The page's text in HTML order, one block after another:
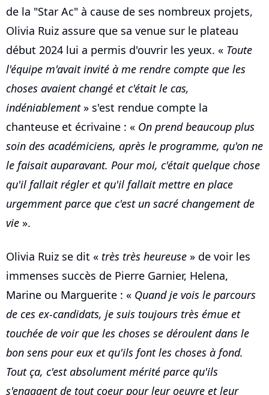
de la "Star Ac" à cause de ses nombreux projets,
Olivia Ruiz assure que sa venue sur le plateau
début 2024 lui a permis d'ouvrir les yeux. « Toute
l'équipe m'avait invité à me rendre compte que les
choses avaient changé et c'était le cas,
indéniablement» s'est rendue compte la
chanteuse et écrivaine : « On prend beaucoup plus
soin des académiciens, après le programme, qu'on ne
le faisait auparavant. Pour moi, c'était quelque chose
qu'il fallait régler et qu'il fallait mettre en place
urgemment parce que c'est un sacré changement de
vie ».
Olivia Ruiz se dit « très très heureuse » de voir les
immenses succès de Pierre Garnier, Helena,
Marine ou Marguerite : « Quand je vois le parcours
de ces ex-candidats, je suis toujours très émue et
touchée de voir que les choses se déroulent dans le
bon sens pour eux et qu'ils font les choses à fond.
Tout ça, c'est absolument mérité parce qu'ils
s'engagent de tout coeur pour leur oeuvre et leur